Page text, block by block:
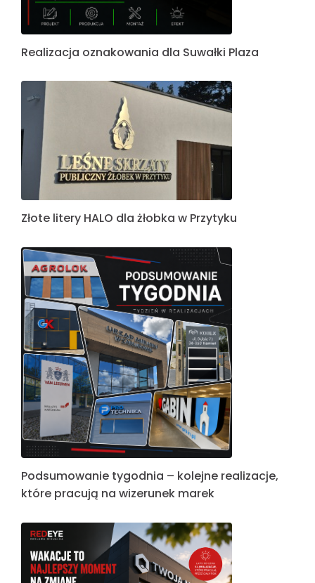
Realizacja oznakowania dla Suwałki Plaza
Złote litery HALO dla żłobka w Przytyku
Podsumowanie tygodnia – kolejne realizacje,
które pracują na wizerunek marek